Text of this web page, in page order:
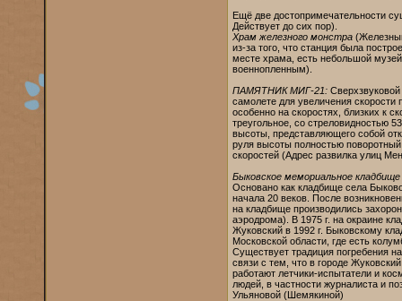
Ещё две достопримечательности
Действует до сих пор).
Храм железного монстра
из-за того, что станция была
месте храма, есть небольшой
военнопленным).
ПАМЯТНИК МИГ-21:
самолете для увеличения скорости
особенно на скоростях, близких к
треугольное, со стреловидностью
высоты, представляющего собой
руля высоты полностью
скоростей (Адрес развилка улиц
Быковское мемориальное
Основано как кладбище села
начала 20 веков. После
на кладбище производились
аэродрома). В 1975 г. на окраине
Жуковский в 1992 г. Быковскому
Московской области, где есть
Существует традиция погребения
связи с тем, что в городе
работают летчики-испытатели и
людей, в частности журналиста и
Ульяновой (Шемякиной)